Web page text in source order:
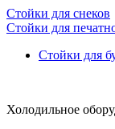
Стойки для снеков
Стойки для
Стойки для
Холодильное